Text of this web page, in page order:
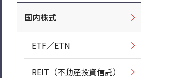
国内株式
ETF／ETN
REIT（不動産投資信託）